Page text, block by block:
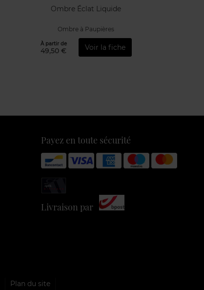
Ombre Éclat Liquide
Ombre à Paupières
À partir de
49,50 € Voir la fiche
Payez en toute sécurité
Livraison par
Plan du site